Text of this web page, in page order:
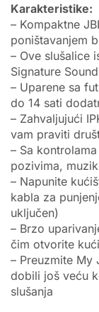
Karakteristike:
– Kompaktne
poništavanjem
– Ove slušalice
Signature
– Uparene sa
do 14 sati
– Zahvaljujući
vam praviti
– Sa
pozivima,
– Napunite
kabla za
uključen)
– Brzo
čim otvorite
– Preuzmite My
dobili još veću
slušanja